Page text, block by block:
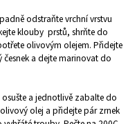
odstraňte vrchní vrstvu
klouby prstů, shrňte do
olivovým olejem. Přidejte
a dejte marinovat do
a jednotlivě zabalte do
olej a přidejte pár zrnek